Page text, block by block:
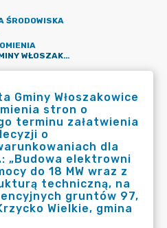
ŚRODOWISKA
OBWIESZCZENIE WÓJTA GMINY WŁOSZAKOWICE DOTYCZĄCE ZAWIADOMIENIA STRON O WYZNACZENIU NOWEGO TERMINU ZAŁATWIENIA SPRAWY O WYDANIE DECYZJI O ŚRODOWISKOWYCH UWARUNKOWANIACH DLA PRZEDSIĘWZIĘCIA PN.: „BUDOWA ELEKTROWNI FOTOWOLTAICZNEJ O MOCY DO 18 MW WRAZ Z NIEZBĘDNĄ INFRASTRUKTURĄ TECHNICZNĄ, NA DZIAŁKACH O NR EWIDENCYJNYCH GRUNTÓW 97, 120 I 535/4, OBRĘB KRZYCKO WIELKIE, GMINA WŁOSZAKOWICE”.
Gminy Włoszakowice
stron o
terminu załatwienia
o
dla
„Budowa elektrowni
do 18 MW wraz z
techniczną, na
gruntów 97,
Wielkie, gmina